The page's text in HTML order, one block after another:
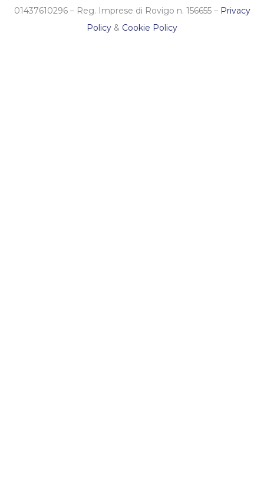
01437610296 – Reg. Imprese di Rovigo n. 156655 – Privacy
Policy & Cookie Policy